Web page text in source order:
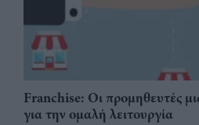
Franchise: Οι προμηθευτές
για την ομαλή λειτουργία